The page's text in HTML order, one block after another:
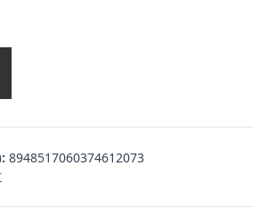
8948517060374612073